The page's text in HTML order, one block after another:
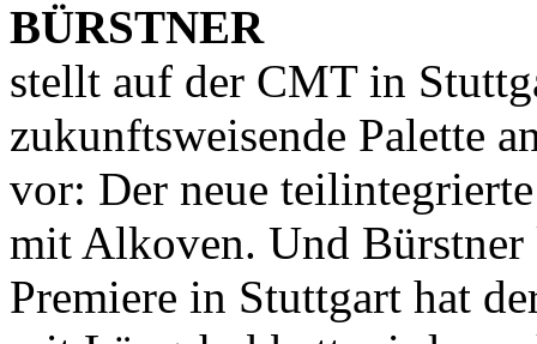
BÜRSTNER
stellt auf der CMT in
zukunftsweisende Palette
vor: Der neue
mit Alkoven. Und Bürstner
Premiere in Stuttgart hat